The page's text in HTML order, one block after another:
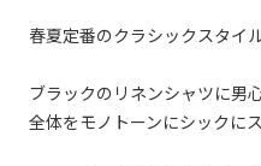
春夏定番のクラシックスタイル
ブラックのリネンシャツに男
全体をモノトーンにシックに